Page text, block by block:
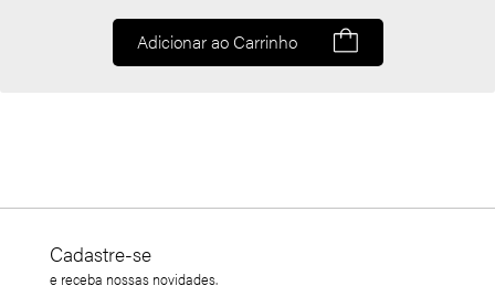
Adicionar ao Carrinho
Cadastre-se
e receba nossas novidades.